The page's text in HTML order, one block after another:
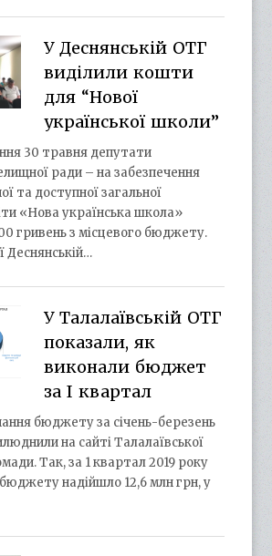
У Деснянській ОТГ
виділили кошти
для “Нової
української школи”
30 травня депутати
ради – на забезпечення
та доступної загальної
«Нова українська школа»
гривень з місцевого бюджету.
Деснянській…
У Талалаївській ОТГ
показали, як
виконали бюджет
за І квартал
бюджету за січень-березень
на сайті Талалаївської
Так, за 1 квартал 2019 року
надійшло 12,6 млн грн, у